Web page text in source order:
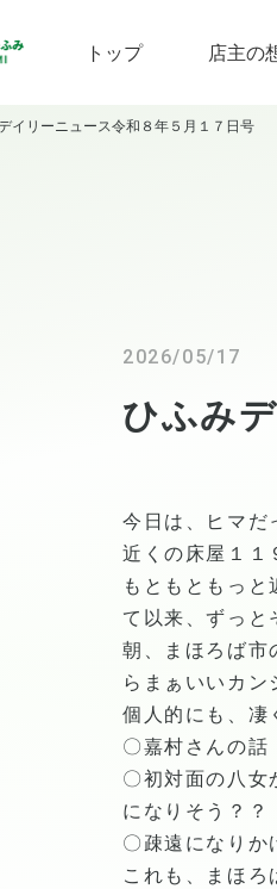
トップ 店主の
イリーニュース令和８年５月１７日号
2026/05/17
ひふみ
今日は、ヒマだ
近くの床屋１１
もともともっ
て以来、ずっと
朝、まほろば市
らまぁいいカン
個人的にも、凄
〇嘉村さんの話
〇初対面の八女
になりそう？？
〇疎遠になりか
これも、まほろ